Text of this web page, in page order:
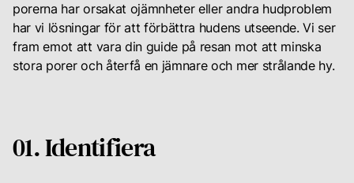
porerna har orsakat ojämnheter eller andra hudproblem
har vi lösningar för att förbättra hudens utseende. Vi ser
fram emot att vara din guide på resan mot att minska
stora porer och återfå en jämnare och mer strålande hy.
01. Identifiera